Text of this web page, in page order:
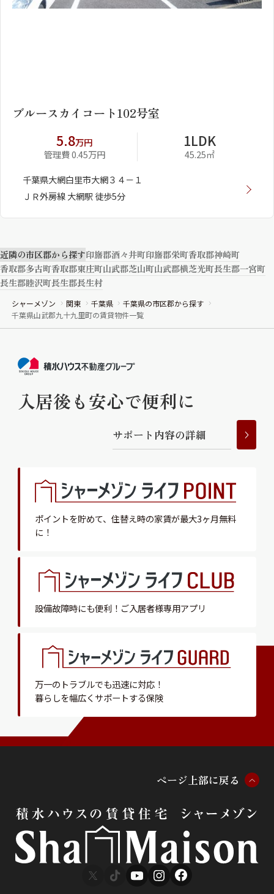
ブルースカイコート102号室
5.8万円
管理費 0.45万円
1LDK
45.25㎡
千葉県大網白里市大網３４－１
ＪＲ外房線 大網駅 徒歩5分
近隣の市区郡から探す印旛郡酒々井町印旛郡栄町香取郡神崎町
香取郡多古町香取郡東庄町山武郡芝山町山武郡横芝光町長生郡一宮町
長生郡睦沢町長生郡長生村
シャーメゾン 関東 千葉県
千葉県の市区郡から探す
千葉県山武郡九十九里町の賃貸物件一覧
入居後も安心で便利に
サポー ト 内容の詳細
ポイントを貯めて、 住替え時の家賃が最大3ヶ月無料
に！
設備故障時にも便利！ ご入居者様専用アプリ
万一のトラブルでも迅速に対応！
暮らしを幅広くサポートする保険
ページ 上部に戻る